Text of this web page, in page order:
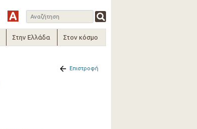
Στην Ελλάδα Στον κόσμο
Επιστροφή